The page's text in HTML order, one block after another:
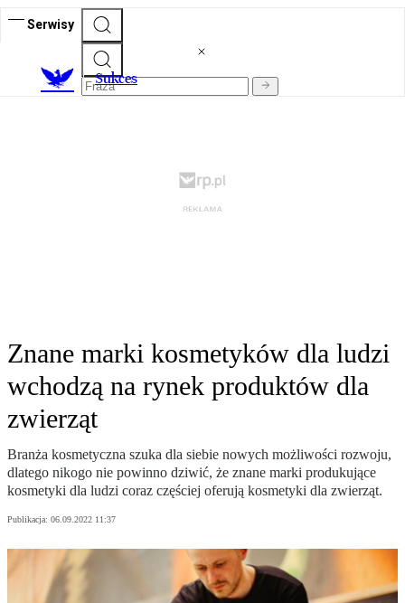
Serwisy
Sukces
Znane marki kosmetyków dla ludzi
wchodzą na rynek produktów dla
zwierząt
Branża kosmetyczna szuka dla siebie nowych możliwości rozwoju,
dlatego nikogo nie powinno dziwić, że znane marki produkujące
kosmetyki dla ludzi coraz częściej oferują kosmetyki dla zwierząt.
Publikacja: 06.09.2022 11:37